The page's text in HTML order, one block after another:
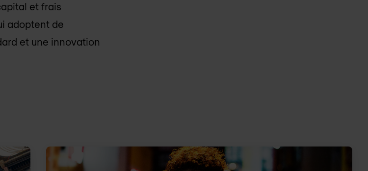
et frais
adoptent de
et une innovation